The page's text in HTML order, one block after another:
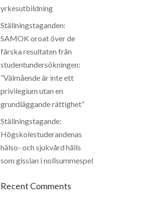
yrkesutbildning
Ställningstaganden:
SAMOK oroat över de
färska resultaten från
studentundersökningen:
”Välmående är inte ett
privilegium utan en
grundläggande rättighet”
Ställningstagande:
Högskolestuderandenas
hälso- och sjukvård hålls
som gisslan i nollsummespel
Recent Comments